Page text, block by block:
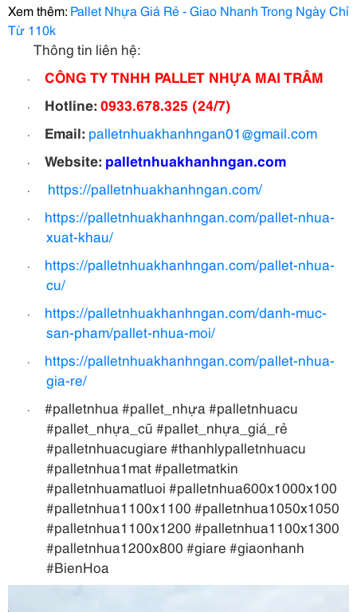
Xem thêm: Pallet Nhựa Giá Rẻ - Giao Nhanh Trong Ngày Chỉ
Từ 110k
Thông tin liên hệ:
· CÔNG TY TNHH PALLET NHỰA MAI TRÂM
· Hotline:0933.678.325 (24/7)
· Email: palletnhuakhanhngan01@gmail.com
· Website: palletnhuakhanhngan.com
· https://palletnhuakhanhngan.com/
·
https://palletnhuakhanhngan.com/pallet-nhua-
xuat-khau/
·
https://palletnhuakhanhngan.com/pallet-nhua-
cu/
·
https://palletnhuakhanhngan.com/danh-muc-
san-pham/pallet-nhua-moi/
·
https://palletnhuakhanhngan.com/pallet-nhua-
gia-re/
·
#palletnhua #pallet_nhựa #palletnhuacu
#pallet_nhựa_cũ #pallet_nhựa_giá_rẻ
#palletnhuacugiare #thanhlypalletnhuacu
#palletnhua1mat #palletmatkin
#palletnhuamatluoi #palletnhua600x1000x100
#palletnhua1100x1100 #palletnhua1050x1050
#palletnhua1100x1200 #palletnhua1100x1300
#palletnhua1200x800 #giare #giaonhanh
#BienHoa